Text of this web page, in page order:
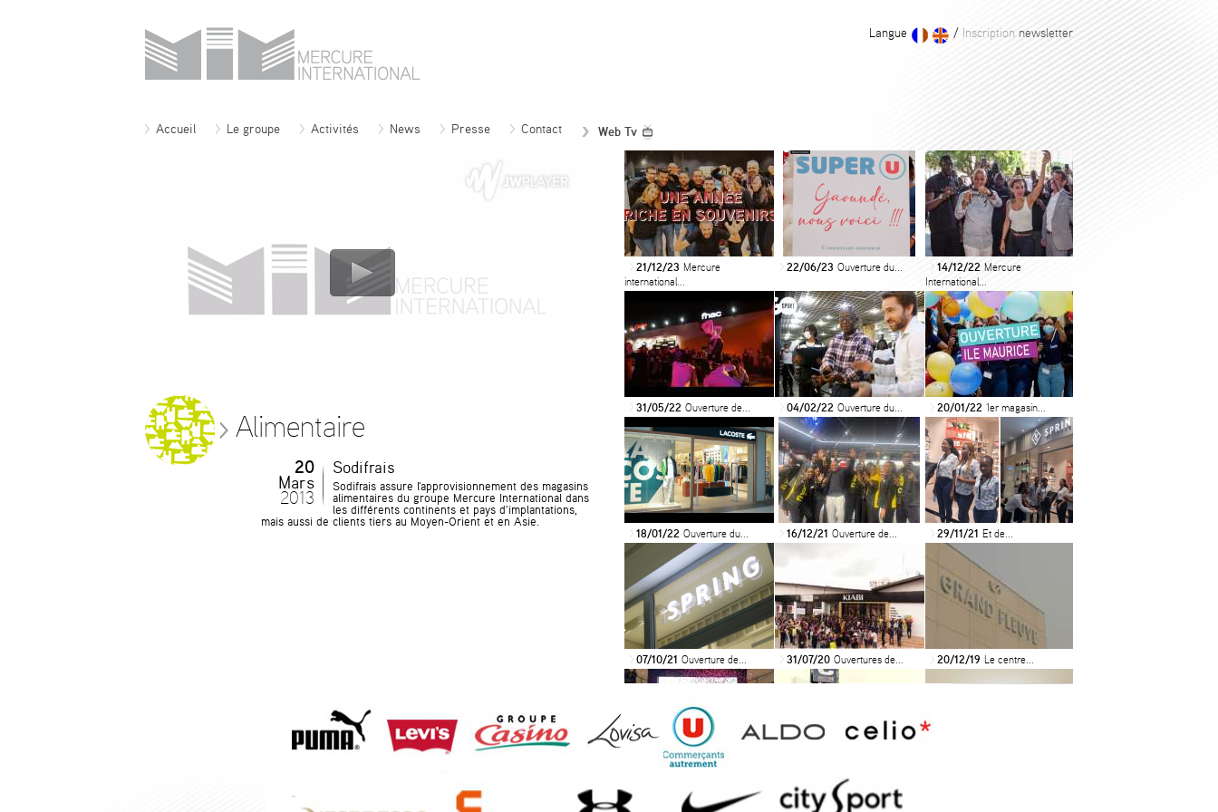
/ Inscription newsletter
Langue
Accueil Le groupe Activités News Presse Contact Web Tv
Alimentaire
20
Mars
2013
Sodifrais
Sodifrais assure l'approvisionnement des magasins
alimentaires du groupe Mercure International dans
les différents continents et pays d'implantations,
mais aussi de clients tiers au Moyen-Orient et en Asie.
> 21/12/23 Mercure
international...
> 22/06/23 Ouverture du... > 14/12/22 Mercure
International...
> 31/05/22 Ouverture de... > 04/02/22 Ouverture du... > 20/01/22 1er magasin...
> 18/01/22 Ouverture du... > 16/12/21 Ouverture de... > 29/11/21 Et de...
> 07/10/21 Ouverture de... > 31/07/20 Ouvertures de... > 20/12/19 Le centre...
19/09/19
INAUGURATION
DU...